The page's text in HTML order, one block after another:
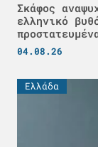
Σκάφος
ελληνικό
04.08.26
Ελλάδα